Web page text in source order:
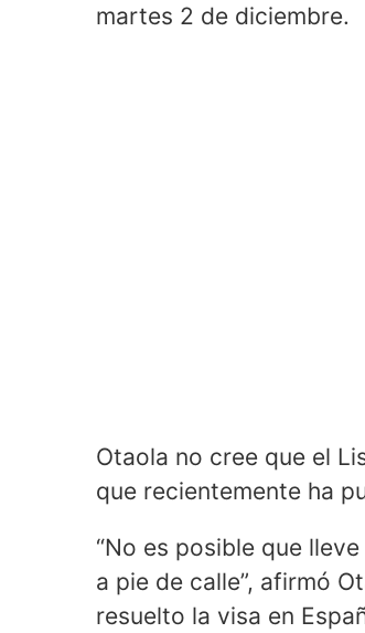
martes 2 de diciembre.
Otaola no cree que el
que recientemente ha
“No es posible que
a pie de calle”, afirmó
resuelto la visa en